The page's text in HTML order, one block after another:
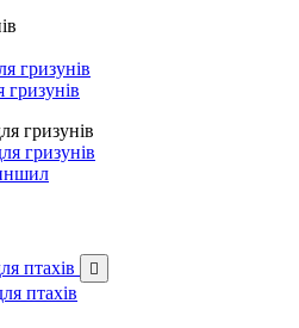
гризунів
гризунів
гризунів
гризунів
птахів 
птахів